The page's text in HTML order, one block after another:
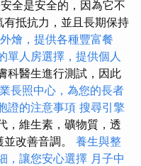
全是安全的，因為它不
抵抗力，並且長期保持
燴，提供各種豐富餐
單人房選擇，提供個人
科醫生進行測試，因此
長照中心，為您的長者
證的注意事項 搜尋引擎
，維生素，礦物質，透
改善音調。 養生與整
，讓您安心選擇 月子中